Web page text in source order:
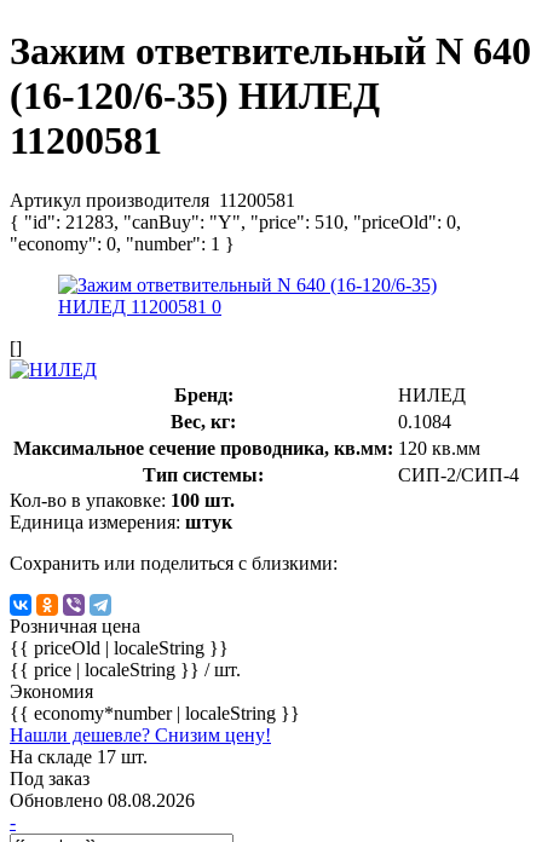
Зажим ответвительный N 640
(16-120/6-35) НИЛЕД
11200581
Артикул производителя 11200581
{ "id": 21283, "canBuy": "Y", "price": 510, "priceOld": 0,
"economy": 0, "number": 1 }
[]
Бренд:
НИЛЕД
Вес, кг:
0.1084
Максимальное сечение проводника, кв.мм: 120 кв.мм
Тип системы:
СИП-2/СИП-4
Кол-во в упаковке: 100 шт.
Единица измерения: штук
Сохранить или поделиться с близкими:
Розничная цена
{{ priceOld | localeString }}
{{ price | localeString }} / шт.
Экономия
{{ economy*number | localeString }}
Нашли дешевле? Снизим цену!
На складе 17 шт.
Под заказ
Обновлено 08.08.2026
-